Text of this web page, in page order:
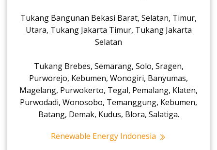
Tukang Bangunan Bekasi Barat, Selatan, Timur,
Utara, Tukang Jakarta Timur, Tukang Jakarta
Selatan
Tukang Brebes, Semarang, Solo, Sragen,
Purworejo, Kebumen, Wonogiri, Banyumas,
Magelang, Purwokerto, Tegal, Pemalang, Klaten,
Purwodadi, Wonosobo, Temanggung, Kebumen,
Batang, Demak, Kudus, Blora, Salatiga.
Renewable Energy Indonesia